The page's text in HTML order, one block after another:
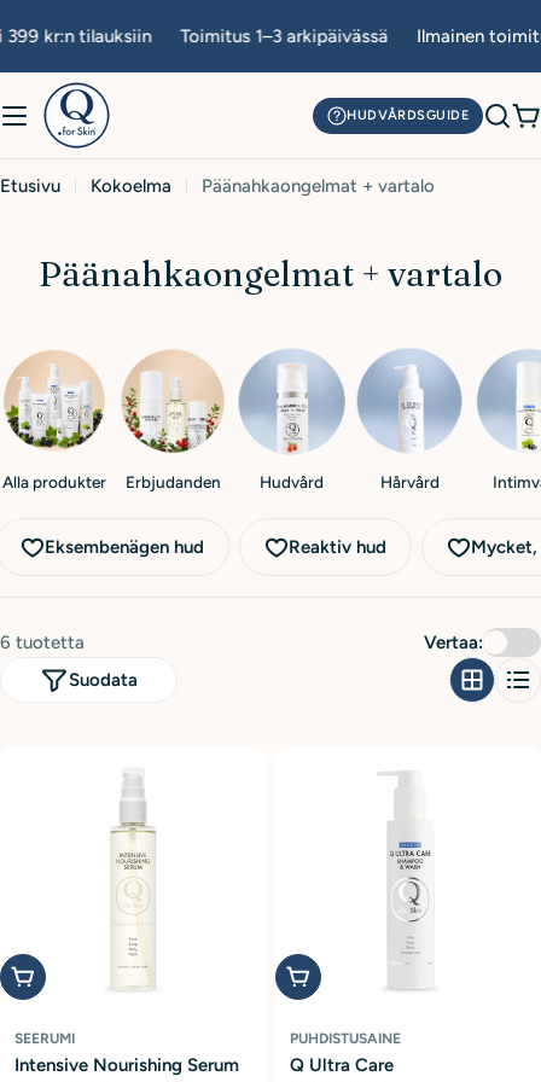
sisältöönkr:n tilauksiin Toimitus 1–3 arkipäivässä Ilmainen
HUDVÅRDSGUIDE
Etusivu Kokoelma Päänahkaongelmat + vartalo
K
k
o
e
l
a
Päänahkaongelmat + vartalo
Alla produkter Erbjudanden Hudvård Hårvård
Eksembenägen hud Reaktiv hud
6 tuotetta
Suodata
Vertaa:
Lisää ostoskoriin
SEERUMI
Intensive Nourishing Serum
Lisää ostoskoriin
PUHDISTUSAINE
Q Ultra Care